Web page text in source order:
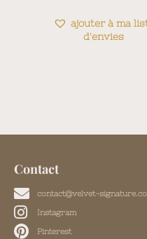
ajouter à ma
d'envies
Contact
contact@velvet-
Instagram
Pinterest